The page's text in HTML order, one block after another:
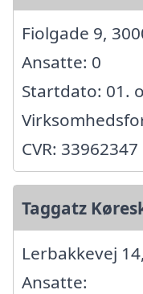
Fiolgade 9,
Ansatte: 0
Startdato: 01.
CVR: 33962347
Taggatz
Lerbakkevej
Ansatte: